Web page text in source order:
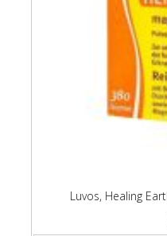
Luvos, Healing